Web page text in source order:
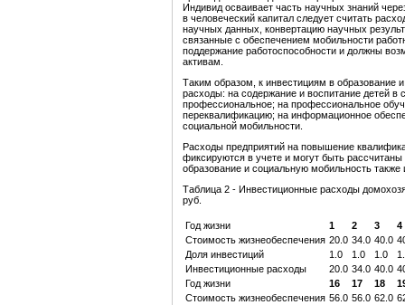
Индивид осваивает часть научных знаний
в человеческий капитал следует считать
научных данных, конвертацию научных
связанные с обеспечением мобильности
поддержание работоспособности и должны
активам.
Таким образом, к инвестициям в образование
расходы: на содержание и воспитание детей в
профессиональное; на профессиональное
переквалификацию; на информационное
социальной мобильности.
Расходы предприятий на повышение
фиксируются в учете и могут быть
образование и социальную мобильность
Таблица 2 - Инвестиционные расходы
руб.
Год жизни 1 2 3
4
Стоимость жизнеобеспечения 20.0 34.0 40.0
Доля инвестиций
1.0 1.0 1.0
Инвестиционные расходы
20.0 34.0 40.0
Год жизни
16 17 18
Стоимость жизнеобеспечения 56.0 56.0 62.0